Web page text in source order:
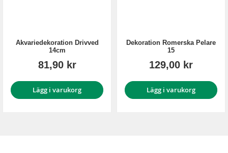
Akvariedekoration Drivved
14cm
81,90 kr
Lägg i varukorg
Dekoration Romerska Pelare
15
129,00 kr
Lägg i varukorg